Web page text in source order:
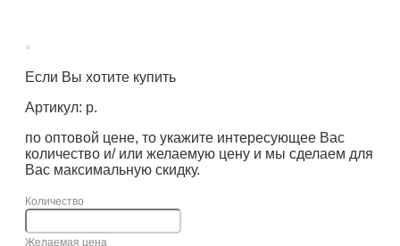
×
Если Вы хотите купить
Артикул: р.
по оптовой цене, то укажите интересующее Вас
количество и/ или желаемую цену и мы сделаем для
Вас максимальную скидку.
Количество
Желаемая цена